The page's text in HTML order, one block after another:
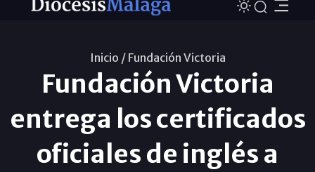
Inicio / Fundación Victoria
Fundación Victoria
entrega los certificados
oficiales de inglés a